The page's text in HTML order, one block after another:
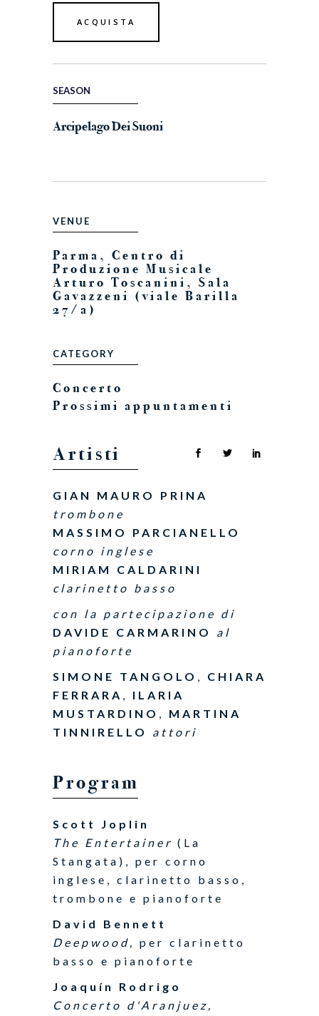
ACQUISTA
SEASON
Arcipelago Dei Suoni
VENUE
Parma, Centro di
Produzione Musicale
Arturo Toscanini, Sala
Gavazzeni (viale Barilla
27/a)
CATEGORY
Concerto
Prossimi appuntamenti
Artisti
GIAN MAURO PRINA
trombone
MASSIMO PARCIANELLO
corno inglese
MIRIAM CALDARINI
clarinetto basso
con la partecipazione di
DAVIDE CARMARINO
al
pianoforte
SIMONE TANGOLO , CHIARA
FERRARA , ILARIA
MUSTARDINO , MARTINA
TINNIRELLO
attori
Program
Scott Joplin
The Entertainer (La
Stangata), per corno
inglese, clarinetto basso,
trombone e pianoforte
David Bennett
Deepwood, per clarinetto
basso e pianoforte
Joaquín Rodrigo
Concerto d'Aranjuez,